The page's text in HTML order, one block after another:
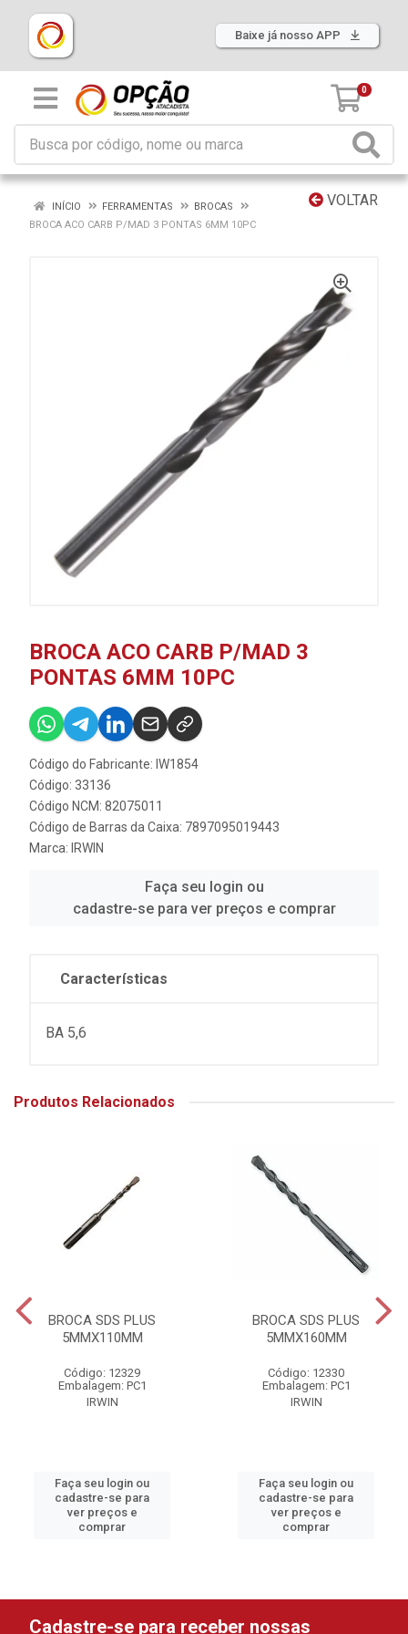
Baixe já nosso APP
0
VOLTAR
INÍCIO FERRAMENTAS
BROCAS
BROCA ACO CARB P/MAD 3 PONTAS 6MM 10PC
BROCA ACO CARB P/MAD 3
PONTAS 6MM 10PC
Código do Fabricante: IW1854
Código: 33136
Código NCM: 82075011
Código de Barras da Caixa: 7897095019443
Marca: IRWIN
Faça seu login ou
cadastre-se para ver preços e comprar
Características
BA 5,6
Produtos Relacionados
BROCA SDS PLUS
5MMX110MM
Código: 12329
Embalagem: PC1
IRWIN
Faça seu login ou
cadastre-se para
ver preços e
comprar
BROCA SDS PLUS
5MMX160MM
Código: 12330
Embalagem: PC1
IRWIN
Faça seu login ou
cadastre-se para
ver preços e
comprar
Cadastre-se para receber nossas